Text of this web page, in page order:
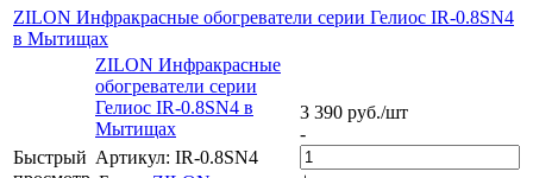
ZILON Инфракрасные обогреватели серии Гелиос IR-0.8SN4
в Мытищах
Быстрый
ZILON Инфракрасные
обогреватели серии
Гелиос IR-0.8SN4 в
Мытищах
Артикул: IR-0.8SN4
3 390 руб./шт
-